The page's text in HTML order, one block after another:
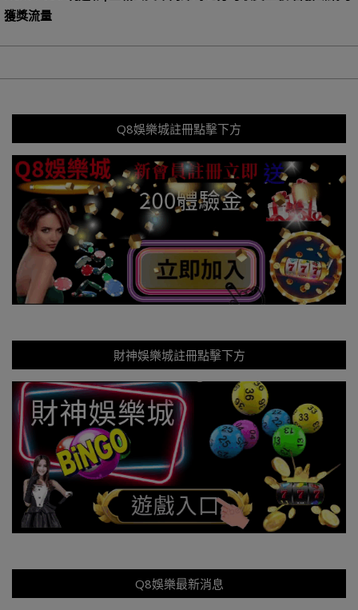
獲獎流量
Q8娛樂城註冊點擊下方
財神娛樂城註冊點擊下方
Q8娛樂最新消息